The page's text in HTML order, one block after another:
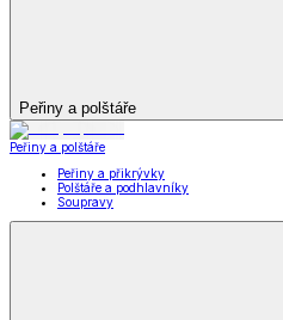
Peřiny a polštáře
Peřiny a polštáře
Peřiny a přikrývky
Polštáře a podhlavníky
Soupravy